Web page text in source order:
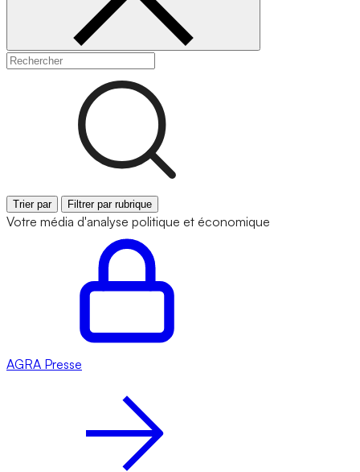
Trier par Filtrer par rubrique
Votre média d'analyse politique et économique
AGRA Presse